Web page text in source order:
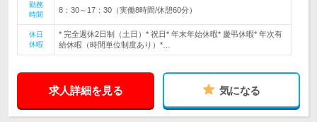
勤務
時間
8：30～17：30（実働8時間/休憩60分）
休日
休暇
* 完全週休2日制（土日）* 祝日* 年末年始休暇* 慶弔休暇* 年次有
給休暇（時間単位制度あり）*…
求人詳細を見る 気になる